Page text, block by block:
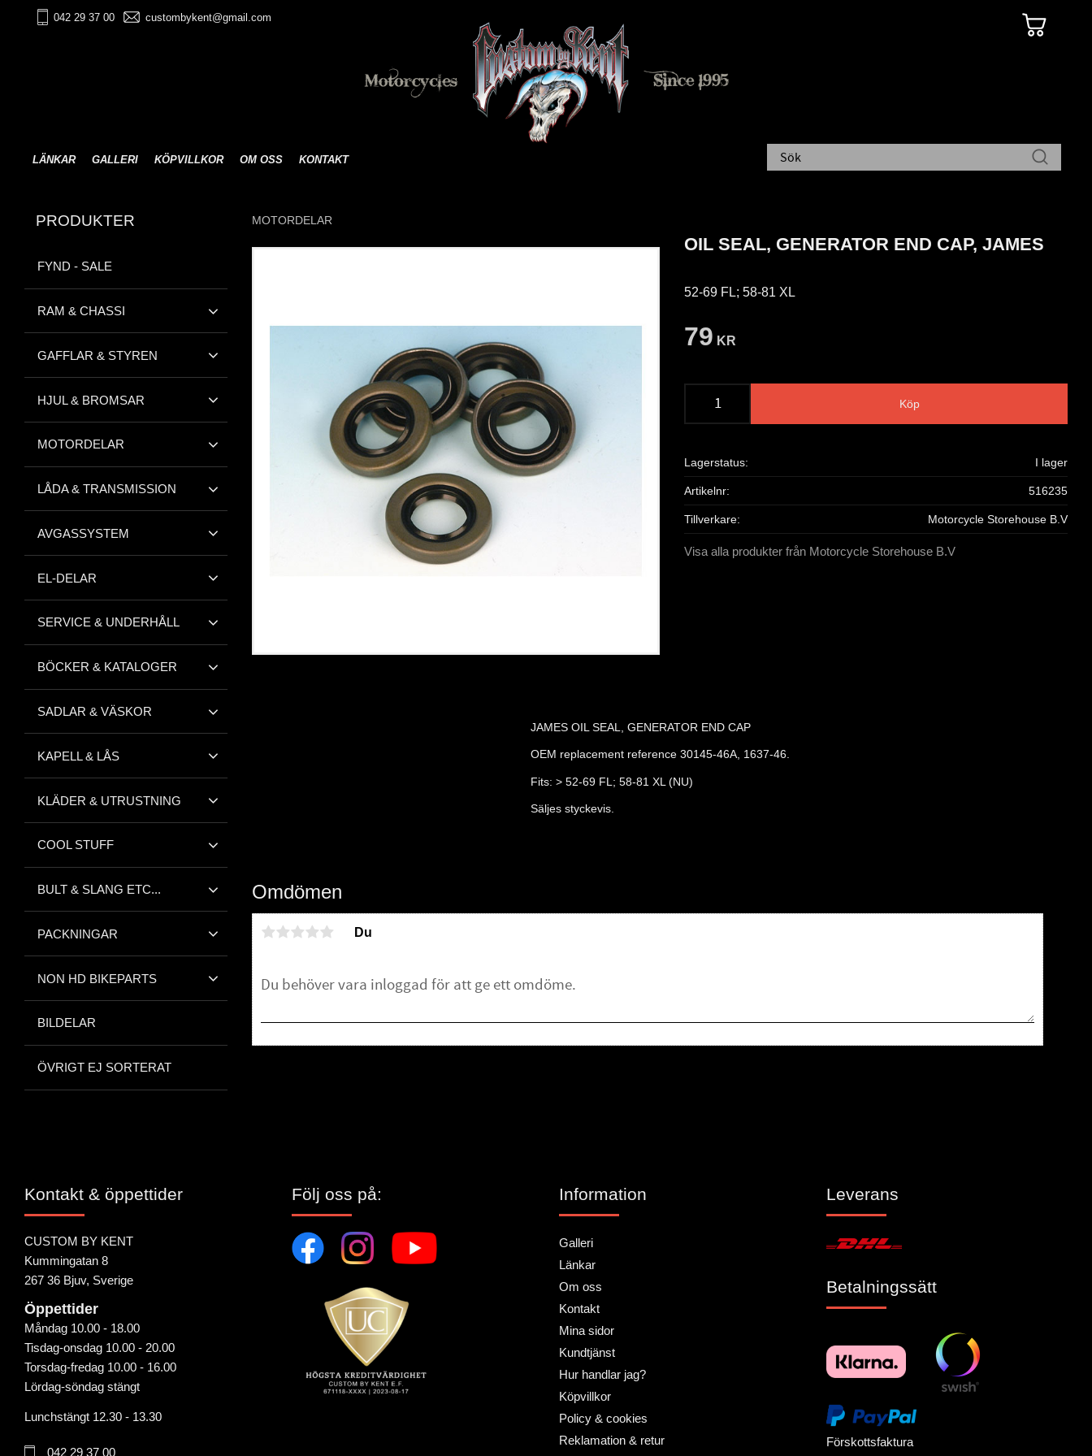
042 29 37 00 custombykent@gmail.com
LÄNKAR GALLERI KÖPVILLKOR OM OSS KONTAKT
MOTORDELAR
OIL SEAL, GENERATOR END CAP, JAMES
52-69 FL; 58-81 XL
79 KR
Köp
Lagerstatus I lager
Artikelnr 516235
Tillverkare Motorcycle Storehouse B.V
Visa alla produkter från Motorcycle Storehouse B.V
JAMES OIL SEAL, GENERATOR END CAP
OEM replacement reference 30145-46A, 1637-46.
Fits: > 52-69 FL; 58-81 XL (NU)
Säljes styckevis.
Omdömen
Du
PRODUKTER
FYND - SALE
RAM & CHASSI
GAFFLAR & STYREN
HJUL & BROMSAR
MOTORDELAR
LÅDA & TRANSMISSION
AVGASSYSTEM
EL-DELAR
SERVICE & UNDERHÅLL
BÖCKER & KATALOGER
SADLAR & VÄSKOR
KAPELL & LÅS
KLÄDER & UTRUSTNING
COOL STUFF
BULT & SLANG ETC...
PACKNINGAR
NON HD BIKEPARTS
BILDELAR
ÖVRIGT EJ SORTERAT
Kontakt & öppettider
CUSTOM BY KENT
Kummingatan 8
267 36 Bjuv, Sverige
Öppettider
Måndag 10.00 - 18.00
Tisdag-onsdag 10.00 - 20.00
Torsdag-fredag 10.00 - 16.00
Lördag-söndag stängt
Lunchstängt 12.30 - 13.30
042 29 37 00
Följ oss på: Information
Galleri
Länkar
Om oss
Kontakt
Mina sidor
Kundtjänst
Hur handlar jag?
Köpvillkor
Policy & cookies
Reklamation & retur
Leverans
Betalningssätt
Förskottsfaktura